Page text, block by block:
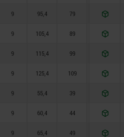
9 95,4 79 300
9 105,4 89 300
9 115,4 99 300
9 125,4 109 300
9 55,4 39 300
9 60,4 44 300
9 65,4 49 300